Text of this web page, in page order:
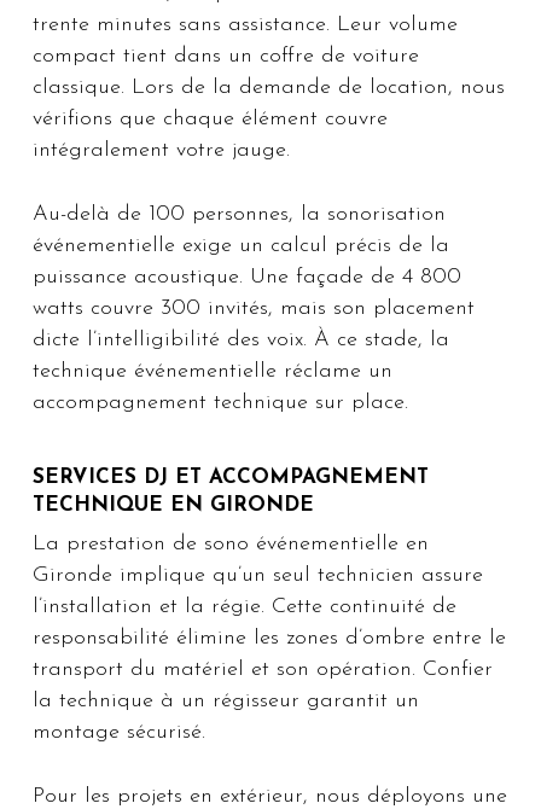
trente minutes sans assistance. Leur volume
compact tient dans un coffre de voiture
classique. Lors de la demande de location, nous
vérifions que chaque élément couvre
intégralement votre jauge.
Au-delà de 100 personnes, la sonorisation
événementielle exige un calcul précis de la
puissance acoustique. Une façade de 4 800
watts couvre 300 invités, mais son placement
dicte l’intelligibilité des voix. À ce stade, la
technique événementielle réclame un
accompagnement technique sur place.
SERVICES DJ ET ACCOMPAGNEMENT
TECHNIQUE EN GIRONDE
La prestation de sono événementielle en
Gironde implique qu’un seul technicien assure
l’installation et la régie. Cette continuité de
responsabilité élimine les zones d’ombre entre le
transport du matériel et son opération. Confier
la technique à un régisseur garantit un
montage sécurisé.
Pour les projets en extérieur, nous déployons une